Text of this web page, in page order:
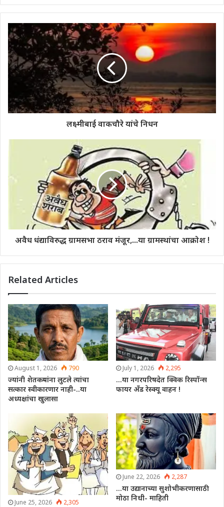
लक्ष्मीबाई वाकचौरे यांचे निधन
अवैध धंद्याविरुद्ध ग्रामसभा ठराव मंजूर,...या ग्रामस्थांचा आक्रोश !
Related Articles
August 1, 2026 790
ज्यांनी शेतकऱ्यांना लुटले त्यांचा
सत्कार स्वीकारणार नाही-..या
अध्यक्षांचा खुलासा
July 1, 2026 2,295
…या नगरपरिषदेत क्विक रिस्पॉन्स
फायर अँड रेस्क्यू वाहन !
June 25, 2026 2,305
June 22, 2026 2,287
…या उद्यानाच्या सुशोभीकरणासाठी
मोठा निधी- माहिती